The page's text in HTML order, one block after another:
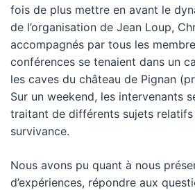
fois de plus mettre en avant le
de l’organisation de Jean Loup,
accompagnés par tous les
conférences se tenaient dans un
les caves du château de Pignan
Sur un weekend, les intervenants
traitant de différents sujets relatifs
survivance.
Nous avons pu quant à nous
d’expériences, répondre aux